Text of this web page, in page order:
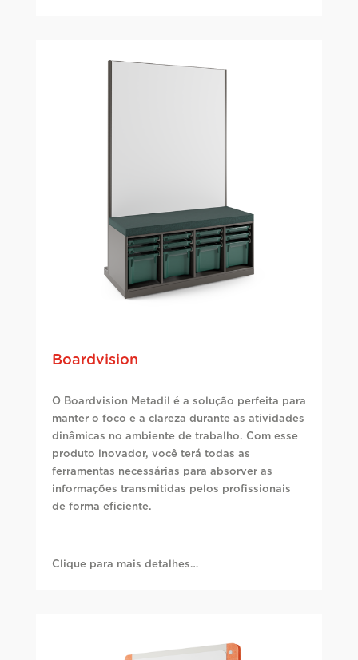
Boardvision
O Boardvision Metadil é a solução perfeita para
manter o foco e a clareza durante as atividades
dinâmicas no ambiente de trabalho. Com esse
produto inovador, você terá todas as
ferramentas necessárias para absorver as
informações transmitidas pelos profissionais
de forma eficiente.
Clique para mais detalhes…